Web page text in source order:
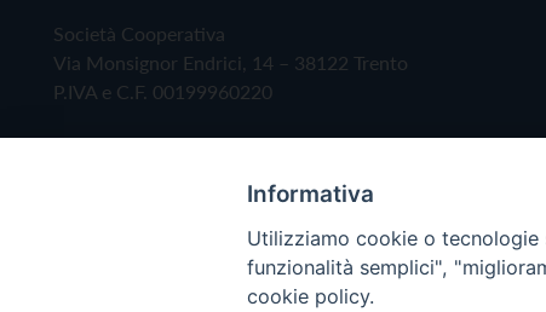
Società Cooperativa
Via Monsignor Endrici, 14 – 38122 Trento
P.IVA e C.F. 00199960220
Informativa
Utilizziamo cookie o
funzionalità semplici",
cookie policy.